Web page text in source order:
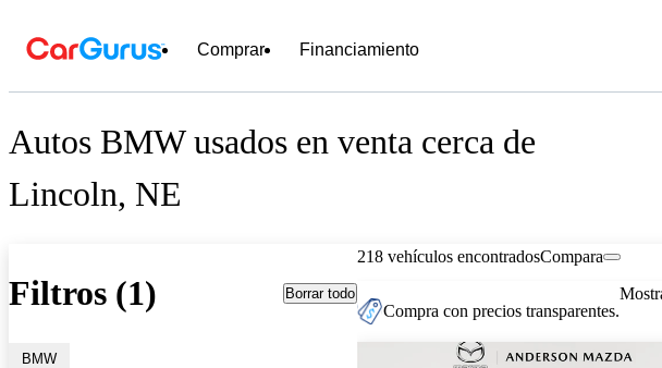
Comprar Financiamiento
Autos BMW usados en venta cerca de
Lincoln, NE
Filtros (1) Borrar todo
BMW
218 vehículos encontradosCompara
Compra con precios transparentes.